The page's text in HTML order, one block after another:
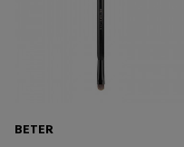
BETER